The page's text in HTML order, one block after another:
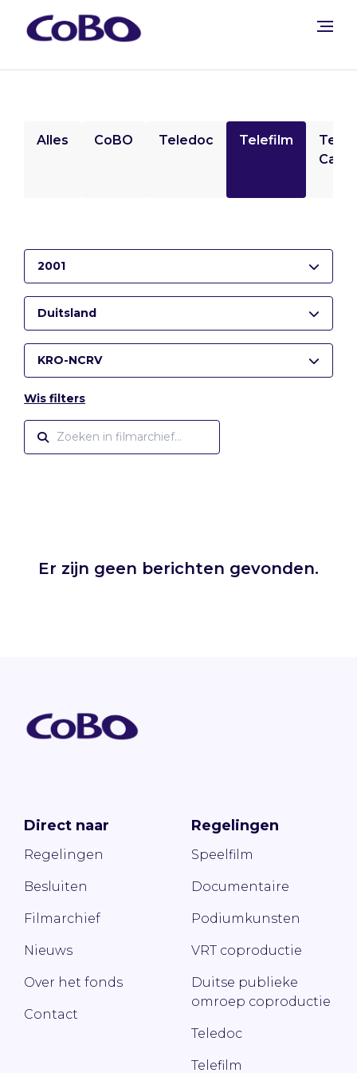
Alles CoBO Teledoc Telefilm
2001
Duitsland
KRO-NCRV
Wis filters
Er zijn geen berichten gevonden.
Direct naar
Regelingen
Besluiten
Filmarchief
Nieuws
Over het fonds
Contact
Regelingen
Speelfilm
Documentaire
Podiumkunsten
VRT coproductie
Duitse publieke
omroep coproductie
Teledoc
Telefilm